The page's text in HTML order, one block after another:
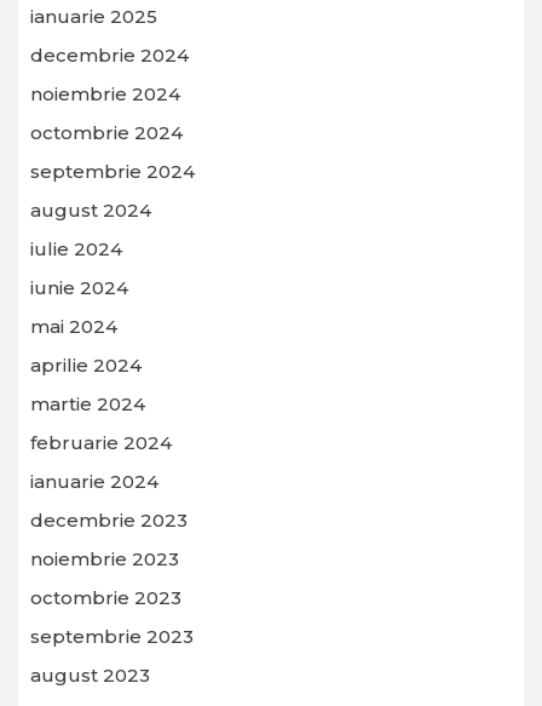
ianuarie 2025
decembrie 2024
noiembrie 2024
octombrie 2024
septembrie 2024
august 2024
iulie 2024
iunie 2024
mai 2024
aprilie 2024
martie 2024
februarie 2024
ianuarie 2024
decembrie 2023
noiembrie 2023
octombrie 2023
septembrie 2023
august 2023